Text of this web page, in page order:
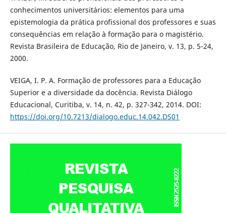
conhecimentos universitários: elementos para uma
epistemologia da prática profissional dos professores e suas
consequências em relação à formação para o magistério.
Revista Brasileira de Educação, Rio de Janeiro, v. 13, p. 5-24,
2000.
VEIGA, I. P. A. Formação de professores para a Educação
Superior e a diversidade da docência. Revista Diálogo
Educacional, Curitiba, v. 14, n. 42, p. 327-342, 2014. DOI:
https://doi.org/10.7213/dialogo.educ.14.042.DS01